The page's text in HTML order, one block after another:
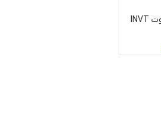
اینورتر تکفاز 2.2 کیلووات اینوت INVT